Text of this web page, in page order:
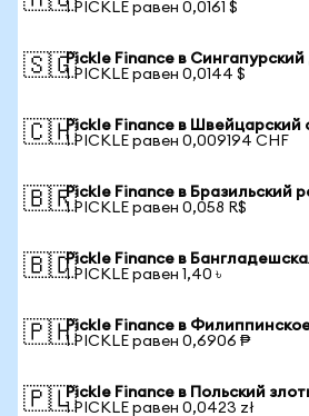
1 PICKLE равен 0,0161 $
🇸🇬Pickle Finance в
1 PICKLE равен 0,0144 $
🇨🇭Pickle Finance в Швейцарский
1 PICKLE равен 0,009194 CHF
🇧🇷Pickle Finance в Бразильский
1 PICKLE равен 0,058 R$
🇧🇩Pickle Finance в
1 PICKLE равен 1,40 ৳
🇵🇭Pickle Finance в
1 PICKLE равен 0,6906 ₱
🇵🇱Pickle Finance в Польский
1 PICKLE равен 0,0423 zł